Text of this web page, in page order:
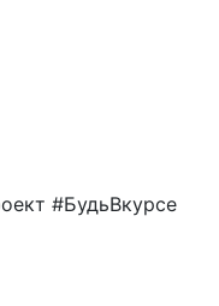
#БудьВкурсе